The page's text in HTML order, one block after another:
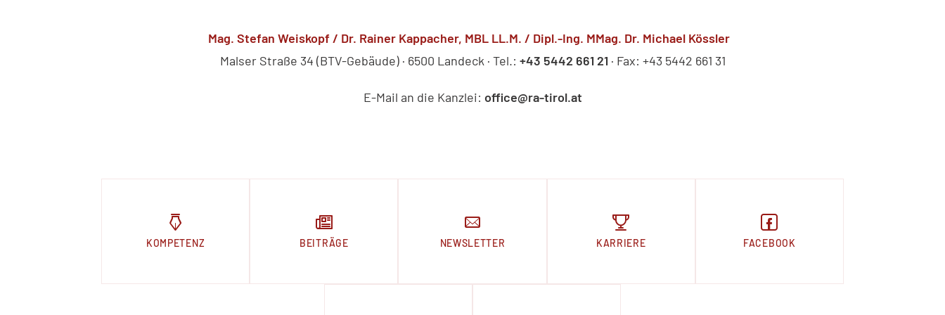
Mag. Stefan Weiskopf / Dr. Rainer Kappacher, MBL LL.M. / Dipl.-Ing. MMag. Dr. Michael Kössler
Malser Straße 34 (BTV-Gebäude) · 6500 Landeck · Tel.: +43 5442 661 21 · Fax: +43 5442 661 31
E-Mail an die Kanzlei: office@ra-tirol.at
KOMPETENZ BEITRÄGE NEWSLETTER KARRIERE FACEBOOK